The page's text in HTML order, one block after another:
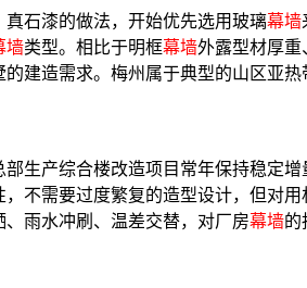
石漆的做法，开始优先选用玻璃幕墙
墙类型。相比于明框幕墙外露型材厚重
建造需求。梅州属于典型的山区亚
生产综合楼改造项目常年保持稳定
不需要过度繁复的造型设计，但对
雨水冲刷、温差交替，对厂房幕墙的